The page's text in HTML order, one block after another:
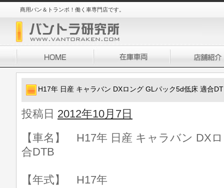
商用バン＆トランポ！働く車専門店です。
H17年 日産 キャラバン DXロング GLパック5d低床 適合
投稿日 2012年10月7日
【車名】 H17年 日産 キャラバン DX
合DTB
【年式】 H17年